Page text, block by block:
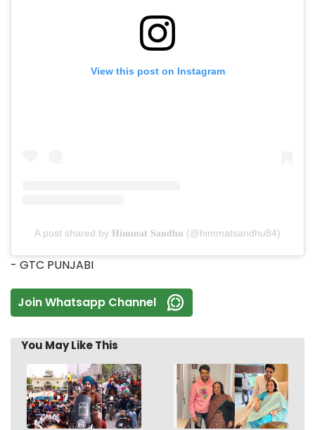
View this post on Instagram
A post shared by 𝐇𝐢𝐦𝐦𝐚𝐭 𝐒𝐚𝐧𝐝𝐡𝐮 (@himmatsandhu84)
- GTC PUNJABI
Join Whatsapp Channel
You May Like This